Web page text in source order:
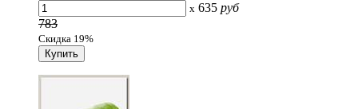
x 635 руб
783
Скидка 19%